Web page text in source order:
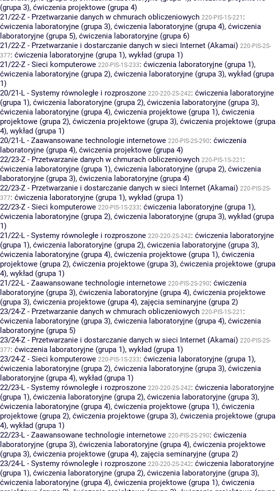
(grupa 3), ćwiczenia projektowe (grupa 4)
21/22-Z - Przetwarzanie danych w chmurach obliczeniowych 220-PIS-1S-221 :
ćwiczenia laboratoryjne (grupa 3), ćwiczenia laboratoryjne (grupa 4), ćwiczenia
laboratoryjne (grupa 5), ćwiczenia laboratoryjne (grupa 6)
21/22-Z - Przetwarzanie i dostarczanie danych w sieci Internet (Akamai) 220-PIS-2S-
377: ćwiczenia laboratoryjne (grupa 1), wykład (grupa 1)
21/22-Z - Sieci komputerowe 220-PIS-1S-233: ćwiczenia laboratoryjne (grupa 1),
ćwiczenia laboratoryjne (grupa 2), ćwiczenia laboratoryjne (grupa 3), wykład (grupa
1)
20/21-L - Systemy równoległe i rozproszone 220-220-2S-242: ćwiczenia laboratoryjne
(grupa 1), ćwiczenia laboratoryjne (grupa 2), ćwiczenia laboratoryjne (grupa 3),
ćwiczenia laboratoryjne (grupa 4), ćwiczenia projektowe (grupa 1), ćwiczenia
projektowe (grupa 2), ćwiczenia projektowe (grupa 3), ćwiczenia projektowe (grupa
4), wykład (grupa 1)
20/21-L - Zaawansowane technologie internetowe 220-PIS-2S-290: ćwiczenia
laboratoryjne (grupa 4), ćwiczenia projektowe (grupa 4)
22/23-Z - Przetwarzanie danych w chmurach obliczeniowych 220-PIS-1S-221 :
ćwiczenia laboratoryjne (grupa 1), ćwiczenia laboratoryjne (grupa 2), ćwiczenia
laboratoryjne (grupa 3), ćwiczenia laboratoryjne (grupa 4)
22/23-Z - Przetwarzanie i dostarczanie danych w sieci Internet (Akamai) 220-PIS-2S-
377: ćwiczenia laboratoryjne (grupa 1), wykład (grupa 1)
22/23-Z - Sieci komputerowe 220-PIS-1S-233: ćwiczenia laboratoryjne (grupa 1),
ćwiczenia laboratoryjne (grupa 2), ćwiczenia laboratoryjne (grupa 3), wykład (grupa
1)
21/22-L - Systemy równoległe i rozproszone 220-220-2S-242: ćwiczenia laboratoryjne
(grupa 1), ćwiczenia laboratoryjne (grupa 2), ćwiczenia laboratoryjne (grupa 3),
ćwiczenia laboratoryjne (grupa 4), ćwiczenia projektowe (grupa 1), ćwiczenia
projektowe (grupa 2), ćwiczenia projektowe (grupa 3), ćwiczenia projektowe (grupa
4), wykład (grupa 1)
21/22-L - Zaawansowane technologie internetowe 220-PIS-2S-290: ćwiczenia
laboratoryjne (grupa 3), ćwiczenia laboratoryjne (grupa 4), ćwiczenia projektowe
(grupa 3), ćwiczenia projektowe (grupa 4), zajęcia seminaryjne (grupa 2)
23/24-Z - Przetwarzanie danych w chmurach obliczeniowych 220-PIS-1S-221 :
ćwiczenia laboratoryjne (grupa 3), ćwiczenia laboratoryjne (grupa 4), ćwiczenia
laboratoryjne (grupa 5)
23/24-Z - Przetwarzanie i dostarczanie danych w sieci Internet (Akamai) 220-PIS-2S-
377: ćwiczenia laboratoryjne (grupa 1), wykład (grupa 1)
23/24-Z - Sieci komputerowe 220-PIS-1S-233: ćwiczenia laboratoryjne (grupa 1),
ćwiczenia laboratoryjne (grupa 2), ćwiczenia laboratoryjne (grupa 3), ćwiczenia
laboratoryjne (grupa 4), wykład (grupa 1)
22/23-L - Systemy równoległe i rozproszone 220-220-2S-242: ćwiczenia laboratoryjne
(grupa 1), ćwiczenia laboratoryjne (grupa 2), ćwiczenia laboratoryjne (grupa 3),
ćwiczenia laboratoryjne (grupa 4), ćwiczenia projektowe (grupa 1), ćwiczenia
projektowe (grupa 2), ćwiczenia projektowe (grupa 3), ćwiczenia projektowe (grupa
4), wykład (grupa 1)
22/23-L - Zaawansowane technologie internetowe 220-PIS-2S-290: ćwiczenia
laboratoryjne (grupa 3), ćwiczenia laboratoryjne (grupa 4), ćwiczenia projektowe
(grupa 3), ćwiczenia projektowe (grupa 4), zajęcia seminaryjne (grupa 2)
23/24-L - Systemy równoległe i rozproszone 220-220-2S-242: ćwiczenia laboratoryjne
(grupa 1), ćwiczenia laboratoryjne (grupa 2), ćwiczenia laboratoryjne (grupa 3),
ćwiczenia laboratoryjne (grupa 4), ćwiczenia projektowe (grupa 1), ćwiczenia